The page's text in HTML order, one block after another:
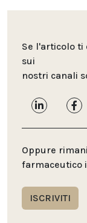
Se l'articolo ti
sui
nostri canali
Oppure
farmaceutico
ISCRIVITI